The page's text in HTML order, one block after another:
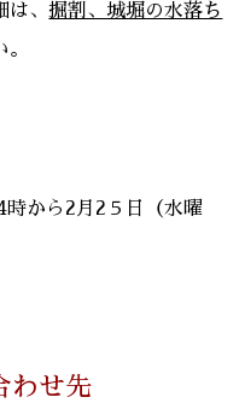
は、掘割、城堀の水落ち
。
から2月2５日（水曜
わせ先